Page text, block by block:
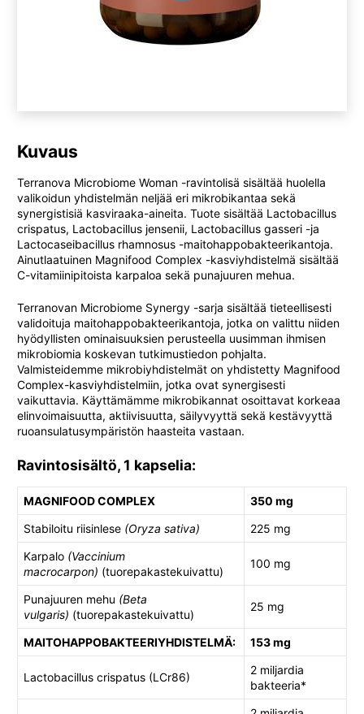
Kuvaus
Terranova Microbiome Woman -ravintolisä sisältää huolella
valikoidun yhdistelmän neljää eri mikrobikantaa sekä
synergistisiä kasviraaka-aineita. Tuote sisältää Lactobacillus
crispatus, Lactobacillus jensenii, Lactobacillus gasseri -ja
Lactocaseibacillus rhamnosus -maitohappobakteerikantoja.
Ainutlaatuinen Magnifood Complex -kasviyhdistelmä sisältää
C-vitamiinipitoista karpaloa sekä punajuuren mehua.
Terranovan Microbiome Synergy -sarja sisältää tieteellisesti
validoituja maitohappobakteerikantoja, jotka on valittu niiden
hyödyllisten ominaisuuksien perusteella uusimman ihmisen
mikrobiomia koskevan tutkimustiedon pohjalta.
Valmisteidemme mikrobiyhdistelmät on yhdistetty Magnifood
Complex-kasviyhdistelmiin, jotka ovat synergisesti
vaikuttavia. Käyttämämme mikrobikannat osoittavat korkeaa
elinvoimaisuutta, aktiivisuutta, säilyvyyttä sekä kestävyyttä
ruoansulatusympäristön haasteita vastaan.
Ravintosisältö, 1 kapselia:
MAGNIFOOD COMPLEX
350 mg
Stabiloitu riisinlese (Oryza sativa)
225 mg
Karpalo (Vaccinium
macrocarpon) (tuorepakastekuivattu)
100 mg
Punajuuren mehu (Beta
vulgaris) (tuorepakastekuivattu)
25 mg
MAITOHAPPOBAKTEERIYHDISTELMÄ: 153 mg
Lactobacillus crispatus (LCr86)
2 miljardia
bakteeria*